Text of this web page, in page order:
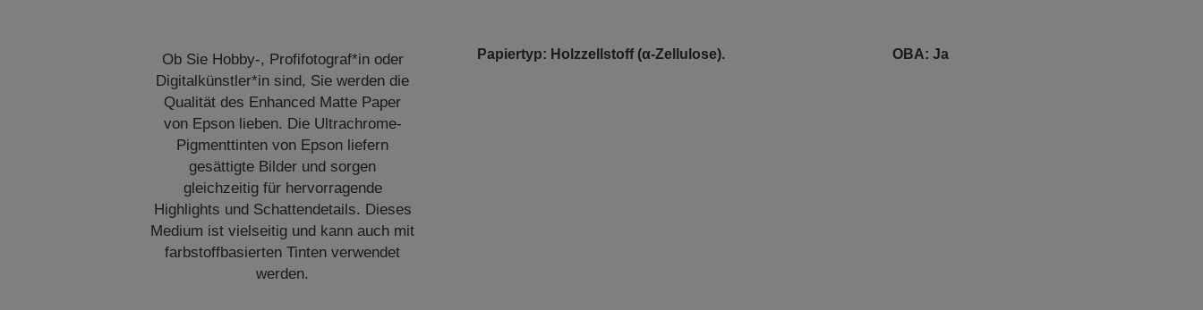
Ob Sie Hobby-, Profifotograf*in oder
Digitalkünstler*in sind, Sie werden die
Qualität des Enhanced Matte Paper
von Epson lieben. Die Ultrachrome-
Pigmenttinten von Epson liefern
gesättigte Bilder und sorgen
gleichzeitig für hervorragende
Highlights und Schattendetails. Dieses
Medium ist vielseitig und kann auch mit
farbstoffbasierten Tinten verwendet
werden.
Papiertyp: Holzzellstoff (α-Zellulose). OBA: Ja